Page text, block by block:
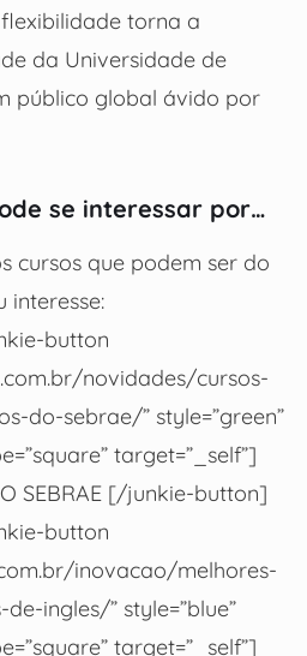
torna a
da Universidade de
público global ávido por
se interessar por…
cursos que podem ser do
interesse:
button
novidades/cursos-
do-sebrae/” style=”green”
target=”_self”]
SEBRAE [/junkie-button]
button
inovacao/melhores-
ingles/” style=”blue”
target=”_self”]